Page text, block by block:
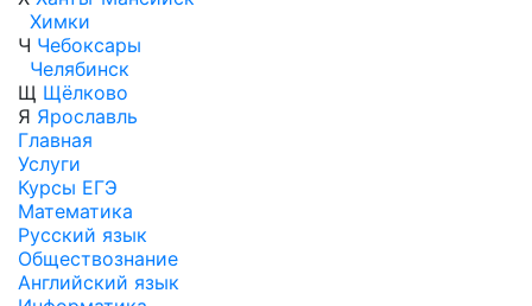
Химки
Ч Чебоксары
Челябинск
Щ Щёлково
Я Ярославль
Главная
Услуги
Курсы ЕГЭ
Математика
Русский язык
Обществознание
Английский язык